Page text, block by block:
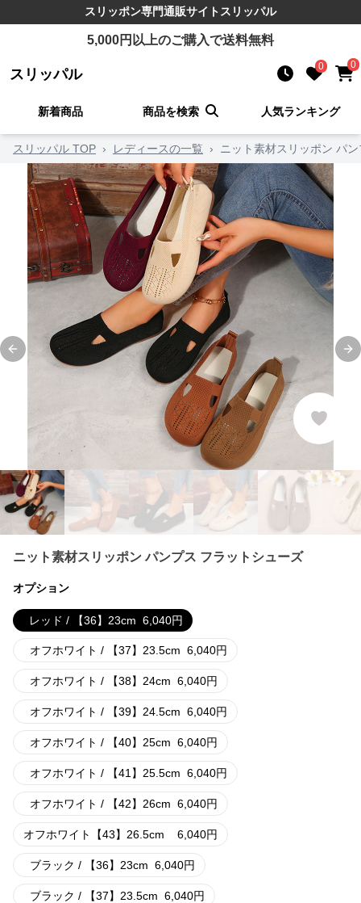
スリッポン専門通販サイト スリッパル
5,000円以上のご購入で送料無料
スリッパル 0 0
新着商品 商品を検索 人気ランキング
スリッパル TOP › レディースの一覧 › ニット素材スリッポン パ
Previous slide
ニット素材スリッポン パンプス フラットシューズ
オプション
レッド / 【36】23cm 6,040円
オフホワイト / 【37】23.5cm 6,040円
オフホワイト / 【38】24cm 6,040円
オフホワイト / 【39】24.5cm 6,040円
オフホワイト / 【40】25cm 6,040円
オフホワイト / 【41】25.5cm 6,040円
オフホワイト / 【42】26cm 6,040円
オフホワイト【43】26.5cm 6,040円
ブラック / 【36】23cm 6,040円
ブラック / 【37】23.5cm 6,040円